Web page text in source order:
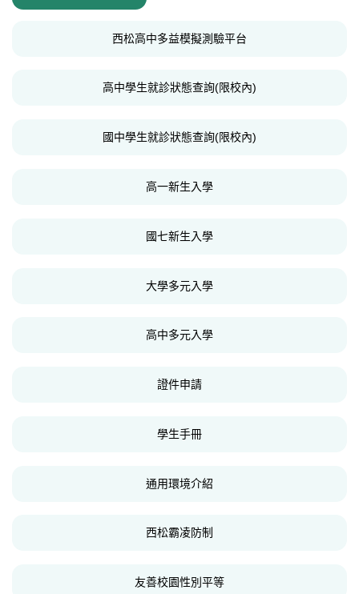
西松高中多益模擬測驗平台
高中學生就診狀態查詢(限校內)
國中學生就診狀態查詢(限校內)
高一新生入學
國七新生入學
大學多元入學
高中多元入學
證件申請
學生手冊
通用環境介紹
西松霸凌防制
友善校園性別平等